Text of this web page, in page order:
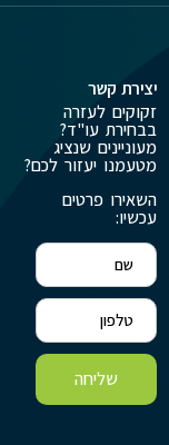
יצירת קשר
זקוקים לעזרה
בבחירת עו"ד?
מעוניינים שנציג
מטעמנו יעזור לכם?
השאירו פרטים
עכשיו:
שליחה